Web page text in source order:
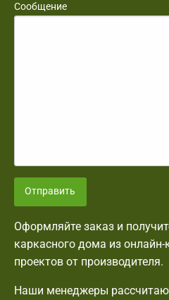
Сообщение
Отправить
Оформляйте заказ и
каркасного дома из онлайн-
проектов от производителя.
Наши менеджеры